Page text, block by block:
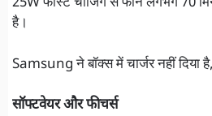
है।
Samsung ने बॉक्स में चार्जर नहीं दिया
सॉफ्टवेयर और फीचर्स